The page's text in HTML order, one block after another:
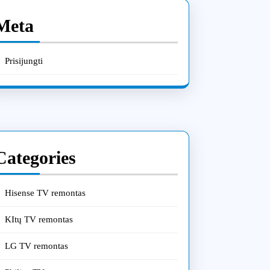
Prisijungti
Hisense TV remontas
KItų TV remontas
LG TV remontas